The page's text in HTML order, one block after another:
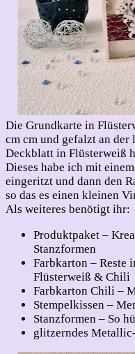
Die Grundkarte in
cm cm und gefalzt an der
Deckblatt in Flüsterweiß
Dieses habe ich mit
eingeritzt und dann den
so das es einen kleinen
Als weiteres benötigt ihr:
Produktpaket –
Stanzformen
Farbkarton – Reste
Flüsterweiß & Chili
Farbkarton Chili –
Stempelkissen –
Stanzformen – So
glitzerndes